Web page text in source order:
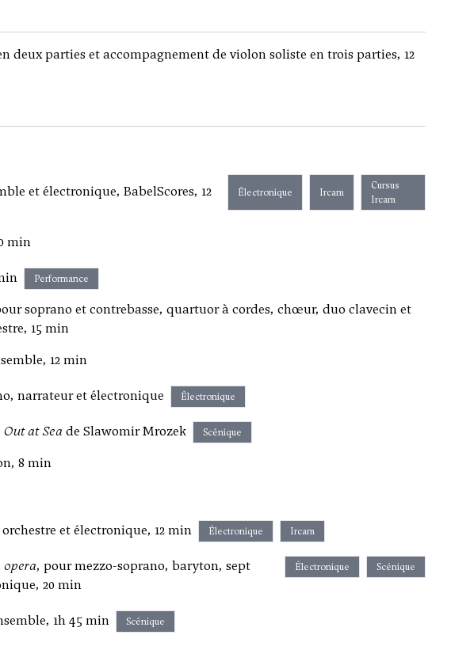
deux parties et accompagnement de violon soliste en trois parties, 12
et électronique, BabelScores, 12
Électronique Ircam
Cursus
Ircam
min
Performance
soprano et contrebasse, quartuor à cordes, chœur, duo clavecin et
15 min
12 min
narrateur et électronique Électronique
Out at Seade Slawomir Mrozek Scénique
8 min
et électronique, 12 min Électronique Ircam
opera, pour mezzo-soprano, baryton, sept
20 min
Électronique Scénique
1h 45 min Scénique